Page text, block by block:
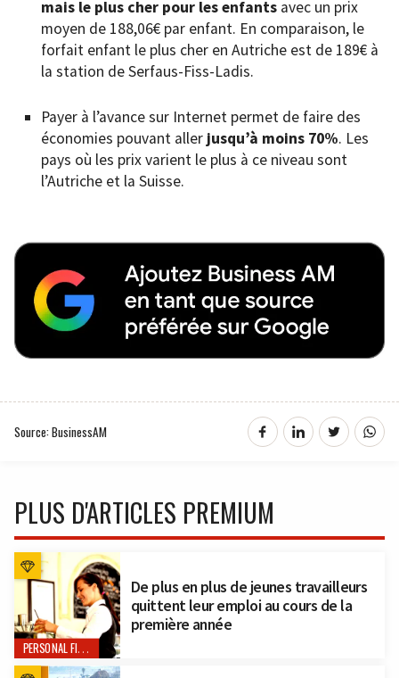
mais le plus cher pour les enfants avec un prix
moyen de 188,06€ par enfant. En comparaison, le
forfait enfant le plus cher en Autriche est de 189€ à
la station de Serfaus-Fiss-Ladis.
Payer à l’avance sur Internet permet de faire des
économies pouvant aller jusqu’à moins 70%. Les
pays où les prix varient le plus à ce niveau sont
l’Autriche et la Suisse.
Source: BusinessAM
PLUS D'ARTICLES PREMIUM
PERSONAL FINANCE
De plus en plus de jeunes travailleurs
quittent leur emploi au cours de la
première année